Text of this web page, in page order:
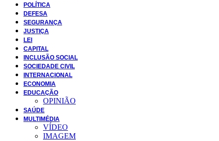
POLÍTICA
DEFESA
SEGURANÇA
JUSTIÇA
LEI
CAPITAL
INCLUSÃO SOCIAL
SOCIEDADE CIVIL
INTERNACIONAL
ECONOMIA
EDUCAÇÃO
OPINIÃO
SAÚDE
MULTIMÉDIA
VÍDEO
IMAGEM